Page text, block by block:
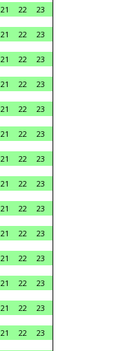
21 22
23
21 22
23
21 22
23
21 22
23
21 22
23
21 22
23
21 22
23
21 22
23
21 22
23
21 22
23
21 22
23
21 22
23
21 22
23
21 22
23